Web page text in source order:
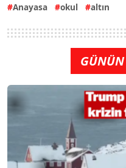
Anayasa okul altın